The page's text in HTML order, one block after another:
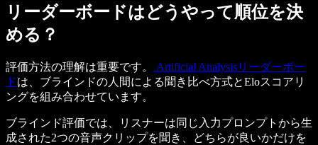
リーダーボードはどうやって順位を決
める？
評価方法の理解は重要です。
Artificial Analysisリーダーボー
ドは、ブラインドの人間による聞き比べ方式とEloスコアリ
ングを組み合わせています。
ブラインド評価では、リスナーは同じ入力プロンプトから生
成された2つの音声クリップを聞き、どちらが良いかだけを